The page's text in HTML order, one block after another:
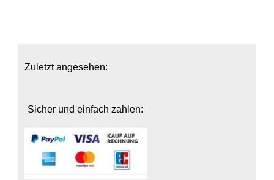
Zuletzt angesehen:
Sicher und einfach zahlen: